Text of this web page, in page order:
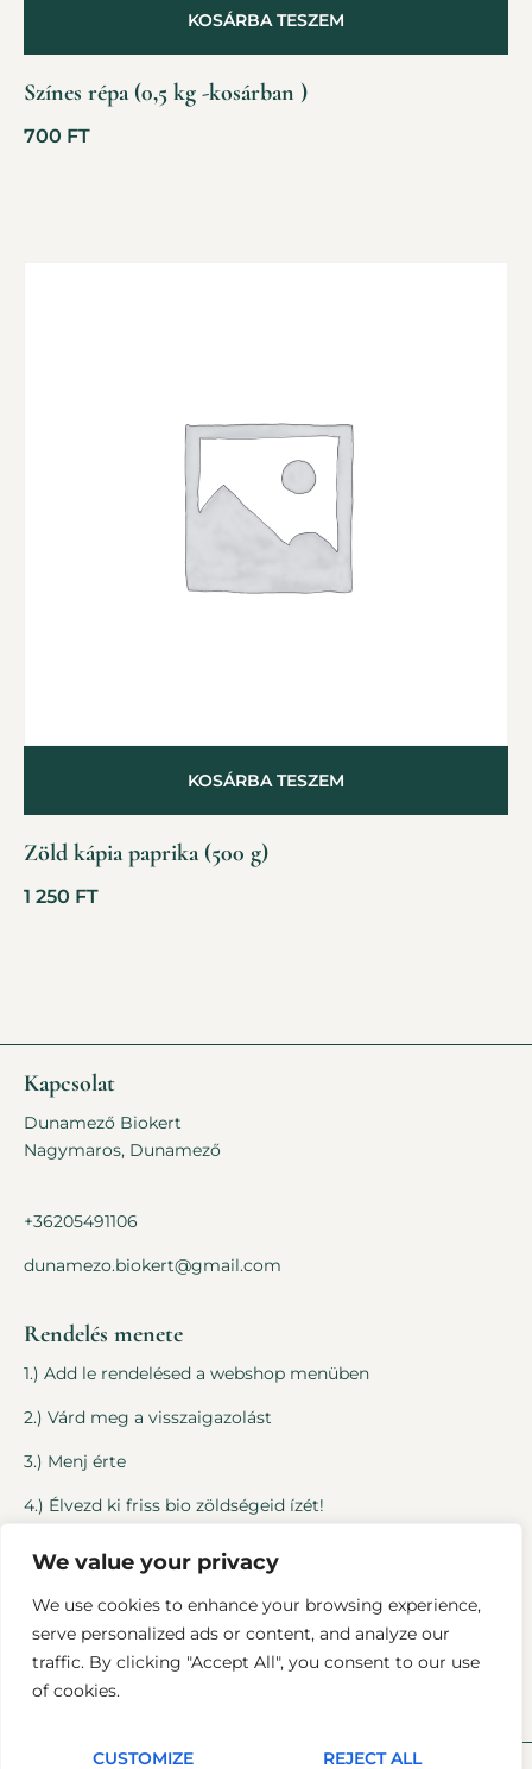
We value your privacy
We use cookies to enhance your browsing experience,
serve personalized ads or content, and analyze our
traffic. By clicking "Accept All", you consent to our use
of cookies.
CUSTOMIZE REJECT ALL
Színes répa (0,5 kg -kosárban )
700 FT
KOSÁRBA TESZEM
Zöld kápia paprika (500 g)
1 250 FT
KOSÁRBA TESZEM
Kapcsolat
Dunamező Biokert
Nagymaros, Dunamező
+36205491106
dunamezo.biokert@gmail.com
Rendelés menete
1.) Add le rendelésed a webshop menüben
2.) Várd meg a visszaigazolást
3.) Menj érte
4.) Élvezd ki friss bio zöldségeid ízét!
Általános Szerződési Feltételek
Adatvédelmi tájékoztató